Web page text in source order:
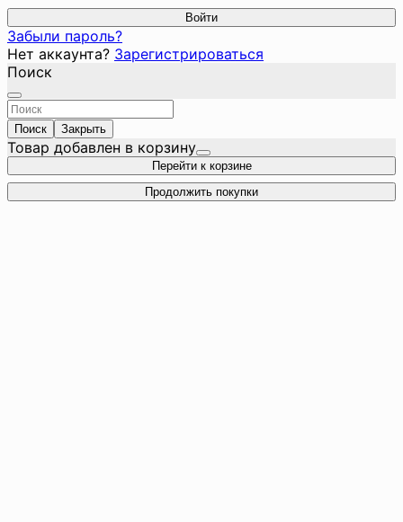
Войти
Забыли пароль?
Нет аккаунта? Зарегистрироваться
Поиск
Поиск Закрыть
Товар добавлен в корзину
Перейти к корзине
Продолжить покупки